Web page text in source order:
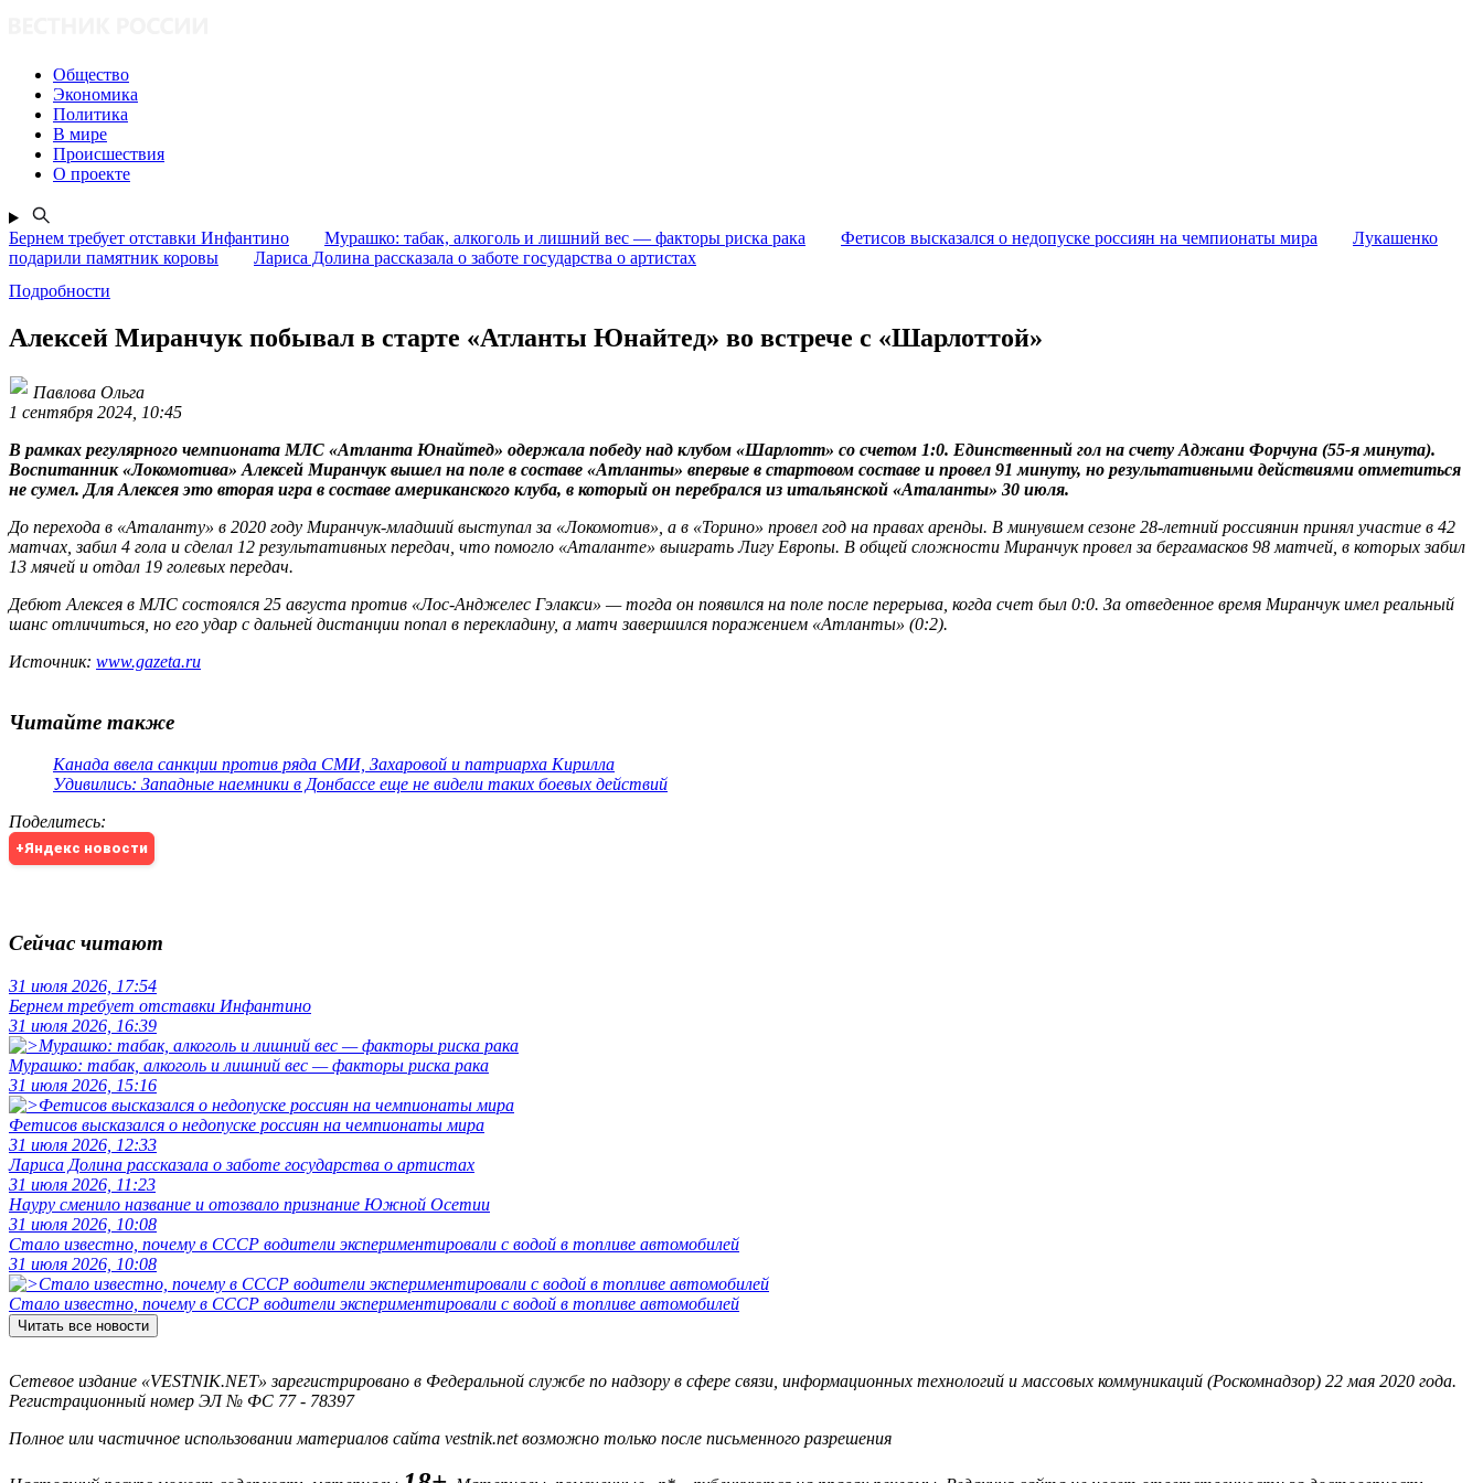
Общество
Экономика
Политика
В мире
Происшествия
О проекте
Бернем требует отставки Инфантино Мурашко: табак, алкоголь и лишний вес — факторы риска рака Фетисов высказался о недопуске россиян на чемпионаты мира
Лукашенко
подарили памятник коровы
Лариса Долина рассказала о заботе государства о артистах
Подробности
Алексей Миранчук побывал в старте «Атланты Юнайтед» во встрече с «Шарлоттой»
Павлова Ольга
1 сентября 2024, 10:45
В рамках регулярного чемпионата МЛС «Атланта Юнайтед» одержала победу над клубом «Шарлотт» со счетом 1:0. Единственный гол на счету Аджани Форчуна (55-я минута).
Воспитанник «Локомотива» Алексей Миранчук вышел на поле в составе «Атланты» впервые в стартовом составе и провел 91 минуту, но результативными действиями отметиться
не сумел. Для Алексея это вторая игра в составе американского клуба, в который он перебрался из итальянской «Аталанты» 30 июля.
До перехода в «Аталанту» в 2020 году Миранчук-младший выступал за «Локомотив», а в «Торино» провел год на правах аренды. В минувшем сезоне 28-летний россиянин принял участие в 42
матчах, забил 4 гола и сделал 12 результативных передач, что помогло «Аталанте» выиграть Лигу Европы. В общей сложности Миранчук провел за бергамасков 98 матчей, в которых забил
13 мячей и отдал 19 голевых передач.
Дебют Алексея в МЛС состоялся 25 августа против «Лос-Анджелес Гэлакси» — тогда он появился на поле после перерыва, когда счет был 0:0. За отведенное время Миранчук имел реальный
шанс отличиться, но его удар с дальней дистанции попал в перекладину, а матч завершился поражением «Атланты» (0:2).
Источник: www.gazeta.ru
Читайте также
Канада ввела санкции против ряда СМИ, Захаровой и патриарха Кирилла
Удивились: Западные наемники в Донбассе еще не видели таких боевых действий
Поделитесь:
+Яндекс новости
Сейчас читают
31 июля 2026, 17:54
Бернем требует отставки Инфантино
31 июля 2026, 16:39
Мурашко: табак, алкоголь и лишний вес — факторы риска рака
31 июля 2026, 15:16
Фетисов высказался о недопуске россиян на чемпионаты мира
31 июля 2026, 12:33
Лариса Долина рассказала о заботе государства о артистах
31 июля 2026, 11:23
Науру сменило название и отозвало признание Южной Осетии
31 июля 2026, 10:08
Стало известно, почему в СССР водители экспериментировали с водой в топливе автомобилей
31 июля 2026, 10:08
Стало известно, почему в СССР водители экспериментировали с водой в топливе автомобилей
Читать все новости
Сетевое издание «VESTNIK.NET» зарегистрировано в Федеральной службе по надзору в сфере связи, информационных технологий и массовых коммуникаций (Роскомнадзор) 22 мая 2020 года.
Регистрационный номер ЭЛ № ФС 77 - 78397
Полное или частичное использовании материалов сайта vestnik.net возможно только после письменного разрешения